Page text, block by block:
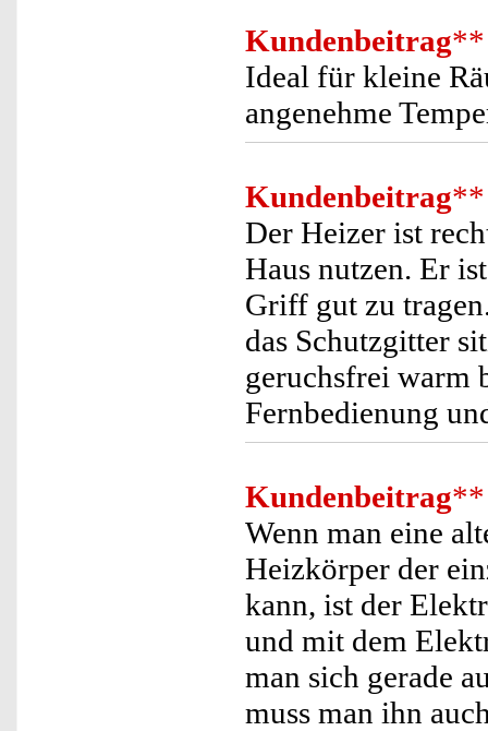
Kundenbeitrag**
Ideal für kleine
angenehme
Kundenbeitrag**
Der Heizer ist
Haus nutzen. Er
Griff gut zu
das Schutzgitter
geruchsfrei warm
Fernbedienung
Kundenbeitrag**
Wenn man eine
Heizkörper der
kann, ist der
und mit dem
man sich gerade
muss man ihn